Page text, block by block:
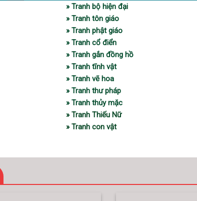
» Tranh bộ hiện đại
» Tranh tôn giáo
» Tranh phật giáo
» Tranh cổ điển
» Tranh gắn đồng hồ
» Tranh tĩnh vật
» Tranh vẽ hoa
» Tranh thư pháp
» Tranh thủy mặc
» Tranh Thiếu Nữ
» Tranh con vật